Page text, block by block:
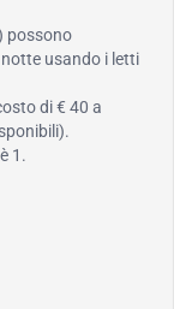
possono
usando i letti
di € 40 a
1.